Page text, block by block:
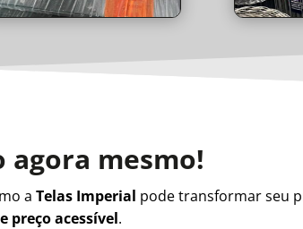
mesmo!
a Telas Imperial pode transformar seu
preço acessível.